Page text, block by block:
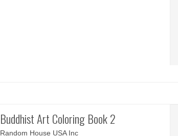
Buddhist Art Coloring Book 2
Random House USA Inc